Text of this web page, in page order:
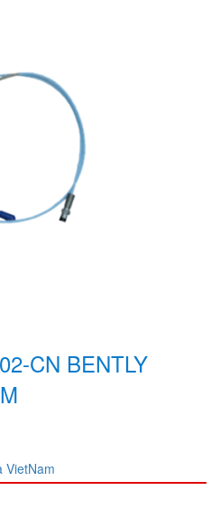
CN BENTLY
VietNam